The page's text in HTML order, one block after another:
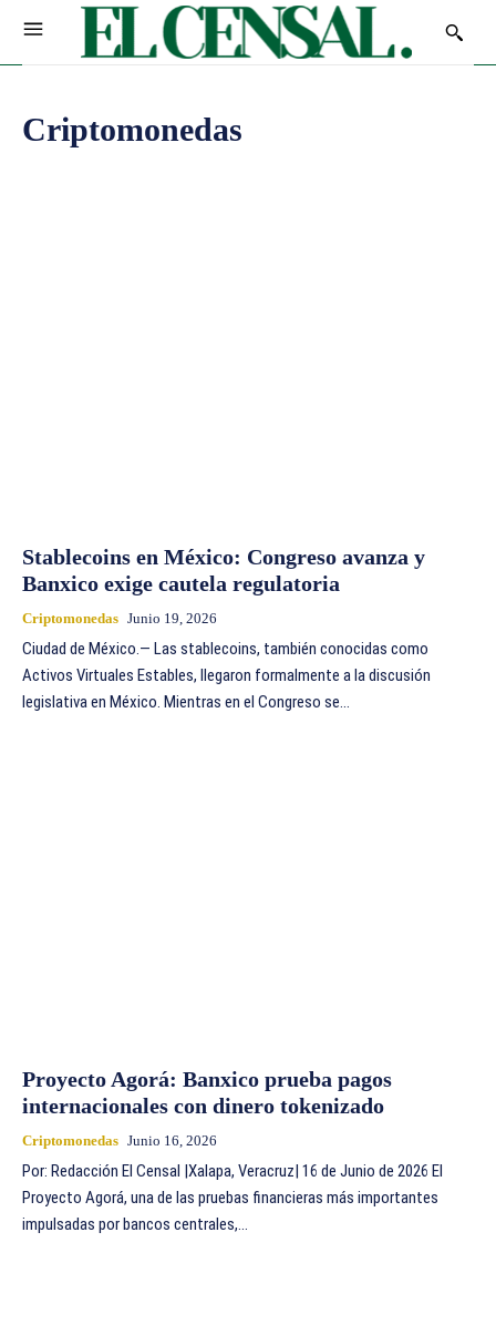
Criptomonedas
Stablecoins en México: Congreso avanza y
Banxico exige cautela regulatoria
Criptomonedas Junio 19, 2026
Ciudad de México.— Las stablecoins, también conocidas como
Activos Virtuales Estables, llegaron formalmente a la discusión
legislativa en México. Mientras en el Congreso se...
Proyecto Agorá: Banxico prueba pagos
internacionales con dinero tokenizado
Criptomonedas Junio 16, 2026
Por: Redacción El Censal |Xalapa, Veracruz| 16 de Junio de 2026 El
Proyecto Agorá, una de las pruebas financieras más importantes
impulsadas por bancos centrales,...